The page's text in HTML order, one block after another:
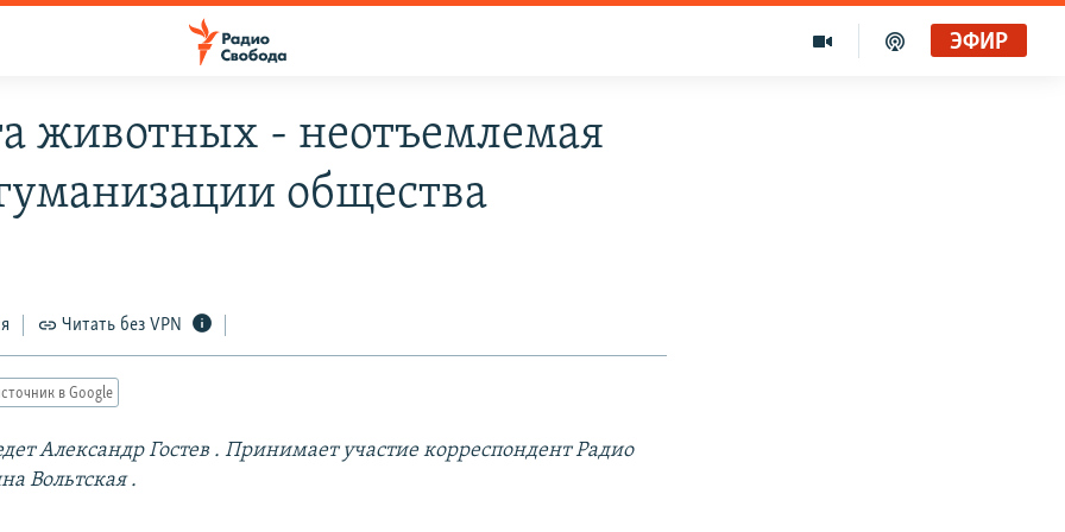
ЭФИР
животных - неотъемлемая
общества
Читать без VPN
в Google
Александр Гостев . Принимает участие корреспондент Радио
Вольтская.